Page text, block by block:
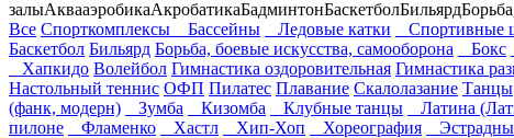
залыАквааэробикаАкробатикаБадминтонБаскетболБильярд
Все Спорткомплексы Бассейны Ледовые катки Спортивные
Баскетбол Бильярд Борьба, боевые искусства, самооборона Бокс
Хапкидо Волейбол Гимнастика оздоровительная Гимнастика
Настольный теннис ОФП Пилатес Плавание Скалолазание Танцы
(фанк, модерн)
Зумба Кизомба Клубные танцы Латина
пилоне
Фламенко Хастл Хип-Хоп Хореография